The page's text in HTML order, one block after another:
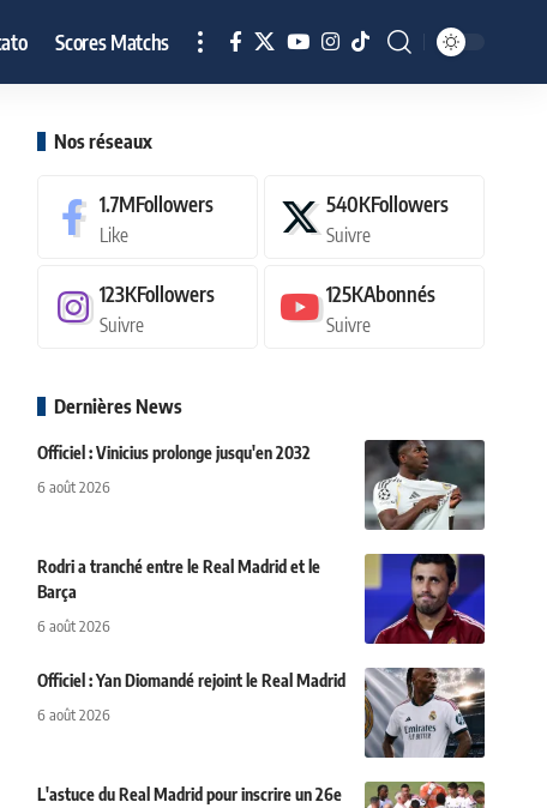
Scores Matchs
Nos réseaux
1.7MFollowers
Like
540KFollowers
Suivre
123KFollowers
Suivre
125KAbonnés
Suivre
Dernières News
Officiel : Vinicius prolonge jusqu'en 2032
6 août 2026
Rodri a tranché entre le Real Madrid et le
Barça
6 août 2026
Officiel : Yan Diomandé rejoint le Real Madrid
6 août 2026
L'astuce du Real Madrid pour inscrire un 26e